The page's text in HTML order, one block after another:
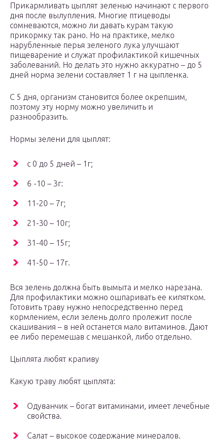
Прикармливать цыплят зеленью начинают с первого
дня после вылупления. Многие птицеводы
сомневаются, можно ли давать курам такую
прикормку так рано. Но на практике, мелко
нарубленные перья зеленого лука улучшают
пищеварение и служат профилактикой кишечных
заболеваний. Но делать это нужно аккуратно – до 5
дней норма зелени составляет 1 г на цыпленка.
С 5 дня, организм становится более окрепшим,
поэтому эту норму можно увеличить и
разнообразить.
Нормы зелени для цыплят:
с 0 до 5 дней – 1г;
6 -10 – 3г:
11-20 – 7г;
21-30 – 10г;
31-40 – 15г;
41-50 – 17г.
Вся зелень должна быть вымыта и мелко нарезана.
Для профилактики можно ошпаривать ее кипятком.
Готовить траву нужно непосредственно перед
кормлением, если зелень долго пролежит после
скашивания – в ней останется мало витаминов. Дают
ее либо перемешав с мешанкой, либо отдельно.
Цыплята любят крапиву
Какую траву любят цыплята:
Одуванчик – богат витаминами, имеет лечебные
свойства.
Салат – высокое содержание минералов.